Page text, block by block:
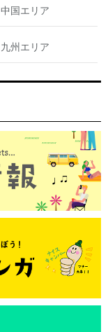
中国エリア
九州エリア